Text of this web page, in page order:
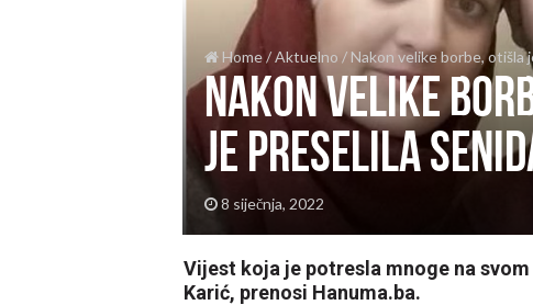
Home/Aktuelno / Nakon velike borbe, otišla
Nakon velike
je preselila
8 siječnja, 2022
Vijest koja je potresla mnoge na
Karić, prenosi Hanuma.ba.